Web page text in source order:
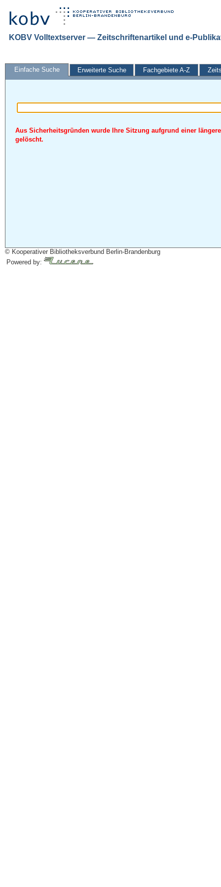
KOBV Volltextserver — Zeitschriftenartikel und e-
Einfache Suche Erweiterte Suche Fachgebiete A-Z
Aus Sicherheitsgründen wurde Ihre Sitzung aufgrund einer
gelöscht.
© Kooperativer Bibliotheksverbund Berlin-Brandenburg
Powered by: